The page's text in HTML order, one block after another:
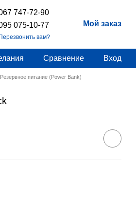
747-72-90
075-10-77
вам?
Мой заказ
Сравнение Вход
Резервное питание (Power Bank)